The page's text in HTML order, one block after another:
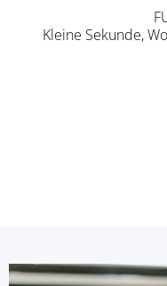
Kleine Sekunde,